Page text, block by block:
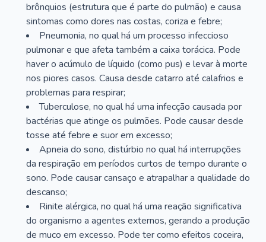
brônquios (estrutura que é parte do pulmão) e causa
sintomas como dores nas costas, coriza e febre;
Pneumonia, no qual há um processo infeccioso
pulmonar e que afeta também a caixa torácica. Pode
haver o acúmulo de líquido (como pus) e levar à morte
nos piores casos. Causa desde catarro até calafrios e
problemas para respirar;
Tuberculose, no qual há uma infecção causada por
bactérias que atinge os pulmões. Pode causar desde
tosse até febre e suor em excesso;
Apneia do sono, distúrbio no qual há interrupções
da respiração em períodos curtos de tempo durante o
sono. Pode causar cansaço e atrapalhar a qualidade do
descanso;
Rinite alérgica, no qual há uma reação significativa
do organismo a agentes externos, gerando a produção
de muco em excesso. Pode ter como efeitos coceira,